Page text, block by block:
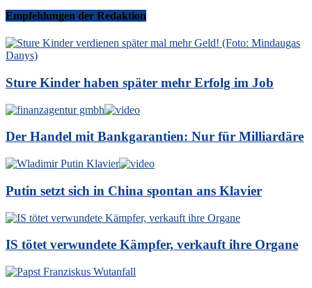
Empfehlungen der Redaktion
Sture Kinder haben später mehr Erfolg im Job
Der Handel mit Bankgarantien: Nur für Milliardäre
Putin setzt sich in China spontan ans Klavier
IS tötet verwundete Kämpfer, verkauft ihre Organe